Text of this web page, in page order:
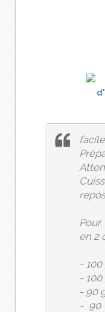
facile
Pour
en 2
-
-
- 90
- 90